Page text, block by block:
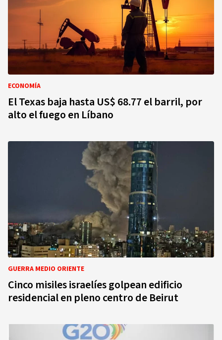
ECONOMÍA
El Texas baja hasta US$ 68.77 el barril, por
alto el fuego en Líbano
GUERRA MEDIO ORIENTE
Cinco misiles israelíes golpean edificio
residencial en pleno centro de Beirut